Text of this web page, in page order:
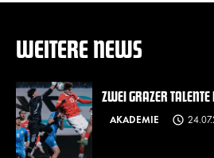
WEITERE NEWS
ZWEI GRAZER
AKADEMIE